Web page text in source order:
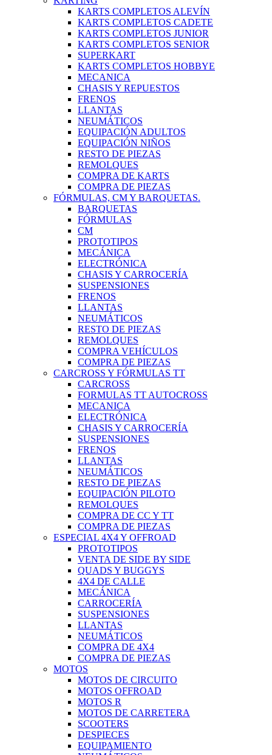
KARTS COMPLETOS ALEVÍN
KARTS COMPLETOS CADETE
KARTS COMPLETOS JUNIOR
KARTS COMPLETOS SENIOR
SUPERKART
KARTS COMPLETOS HOBBYE
MECANICA
CHASIS Y REPUESTOS
FRENOS
LLANTAS
NEUMÁTICOS
EQUIPACIÓN ADULTOS
EQUIPACIÓN NIÑOS
RESTO DE PIEZAS
REMOLQUES
COMPRA DE KARTS
COMPRA DE PIEZAS
FÓRMULAS, CM Y BARQUETAS.
BARQUETAS
FÓRMULAS
CM
PROTOTIPOS
MECÁNICA
ELECTRÓNICA
CHASIS Y CARROCERÍA
SUSPENSIONES
FRENOS
LLANTAS
NEUMÁTICOS
RESTO DE PIEZAS
REMOLQUES
COMPRA VEHÍCULOS
COMPRA DE PIEZAS
CARCROSS Y FÓRMULAS TT
CARCROSS
FORMULAS TT AUTOCROSS
MECANICA
ELECTRÓNICA
CHASIS Y CARROCERÍA
SUSPENSIONES
FRENOS
LLANTAS
NEUMÁTICOS
RESTO DE PIEZAS
EQUIPACIÓN PILOTO
REMOLQUES
COMPRA DE CC Y TT
COMPRA DE PIEZAS
ESPECIAL 4X4 Y OFFROAD
PROTOTIPOS
VENTA DE SIDE BY SIDE
QUADS Y BUGGYS
4X4 DE CALLE
MECÁNICA
CARROCERÍA
SUSPENSIONES
LLANTAS
NEUMÁTICOS
COMPRA DE 4X4
COMPRA DE PIEZAS
MOTOS
MOTOS DE CIRCUITO
MOTOS OFFROAD
MOTOS R
MOTOS DE CARRETERA
SCOOTERS
DESPIECES
EQUIPAMIENTO